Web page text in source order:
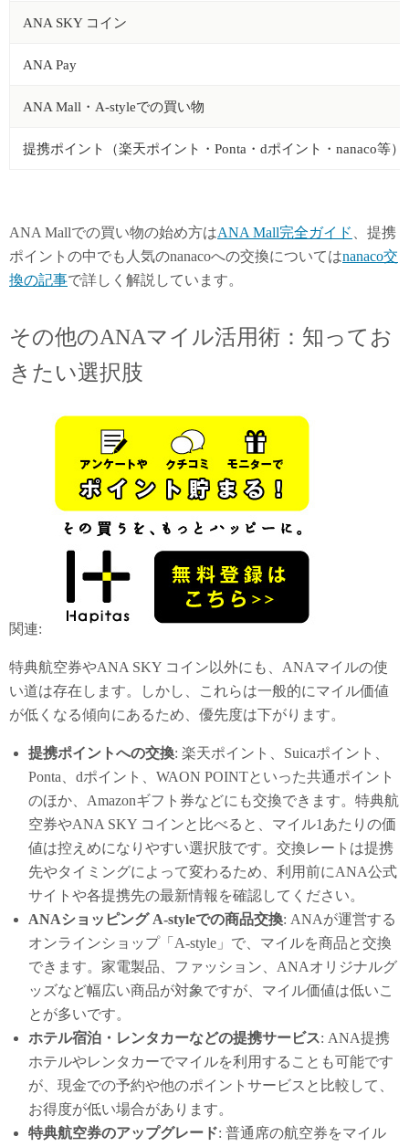
ANA SKY コイン
ANA Pay
ANA Mall・A-styleでの買い物
提携ポイント（楽天ポイント・Ponta・dポイント・nanaco等）
ANA Mallでの買い物の始め方はANA Mall完全ガイド
、提携
ポイントの中でも人気のnanacoへの交換についてはnanaco交
換の記事で詳しく解説しています。
その他のANAマイル活用術：知ってお
きたい選択肢
関連:
特典航空券やANA SKY コイン以外にも、ANAマイルの使
い道は存在します。しかし、これらは一般的にマイル価値
が低くなる傾向にあるため、優先度は下がります。
提携ポイントへの交換: 楽天ポイント、Suicaポイント、
Ponta、dポイント、WAON POINTといった共通ポイント
のほか、Amazonギフト券などにも交換できます。特典航
空券やANA SKY コインと比べると、マイル1あたりの価
値は控えめになりやすい選択肢です。交換レートは提携
先やタイミングによって変わるため、利用前にANA公式
サイトや各提携先の最新情報を確認してください。
ANAショッピング A-styleでの商品交換: ANAが運営する
オンラインショップ「A-style」で、マイルを商品と交換
できます。家電製品、ファッション、ANAオリジナルグ
ッズなど幅広い商品が対象ですが、マイル価値は低いこ
とが多いです。
ホテル宿泊・レンタカーなどの提携サービス: ANA提携
ホテルやレンタカーでマイルを利用することも可能です
が、現金での予約や他のポイントサービスと比較して、
お得度が低い場合があります。
特典航空券のアップグレード: 普通席の航空券をマイル